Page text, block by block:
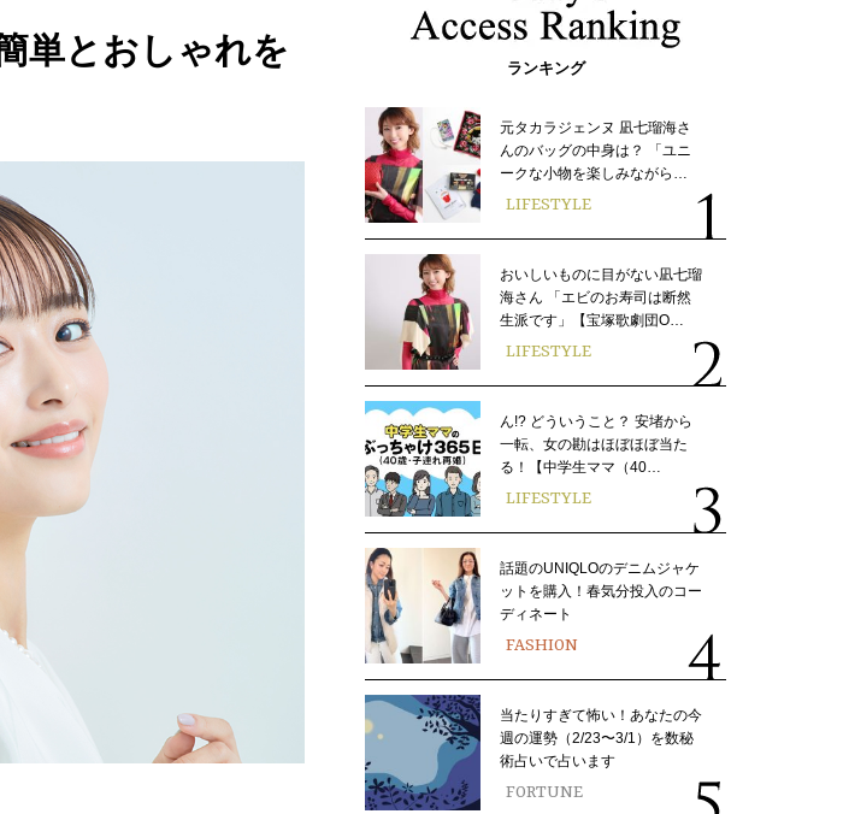
単とおしゃれを
ランキング
元タカラジェンヌ 凪七瑠海さ
んのバッグの中身は？ 「ユニ
ークな小物を楽しみながら…
LIFESTYLE
おいしいものに目がない凪七瑠
海さん 「エビのお寿司は断然
生派です」【宝塚歌劇団O…
LIFESTYLE
ん!? どういうこと？ 安堵から
一転、女の勘はほぼほぼ当た
る！【中学生ママ（40…
LIFESTYLE
話題のUNIQLOのデニムジャケ
ットを購入！春気分投入のコー
ディネート
FASHION
当たりすぎて怖い！あなたの今
週の運勢（2/23〜3/1）を数秘
術占いで占います
FORTUNE